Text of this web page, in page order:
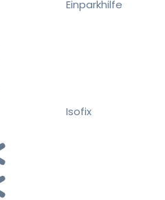
Einparkhilfe
Isofix